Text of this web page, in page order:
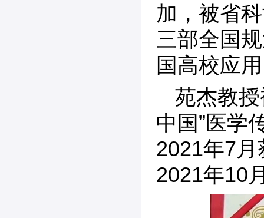
加，被省
三部全国
国高校应
苑杰教授
中国”医学
2021年7月
2021年10